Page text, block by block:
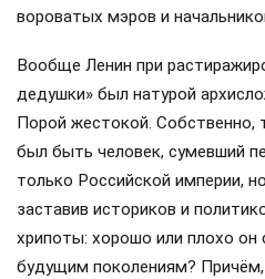
вороватых мэров и
Вообще Ленин при
дедушки» был натурой
Порой жестокой. Собственно,
был быть человек, сумевший
только Российской империи,
заставив историков и
хрипоты: хорошо или плохо он
будущим поколениям? Причём,